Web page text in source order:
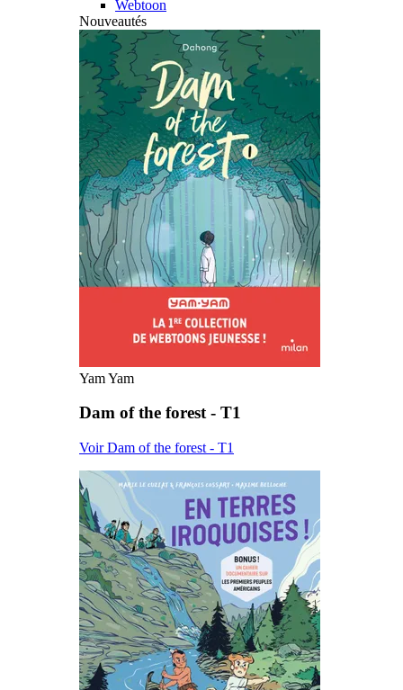
Webtoon
Nouveautés
Yam Yam
Dam of the forest - T1
Voir Dam of the forest - T1